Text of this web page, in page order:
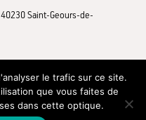
Saint-Geours-de-
du site Liègisol © 2026
le trafic sur ce site.
que vous faites de
dans cette optique.